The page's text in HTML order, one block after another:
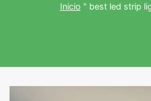
Inicio " best led strip